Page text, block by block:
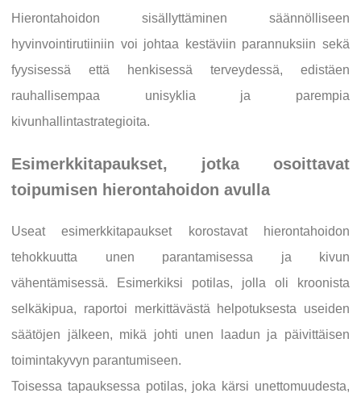
Hierontahoidon sisällyttäminen säännölliseen
hyvinvointirutiiniin voi johtaa kestäviin parannuksiin sekä
fyysisessä että henkisessä terveydessä, edistäen
rauhallisempaa unisyklia ja parempia
kivunhallintastrategioita.
Esimerkkitapaukset, jotka osoittavat
toipumisen hierontahoidon avulla
Useat esimerkkitapaukset korostavat hierontahoidon
tehokkuutta unen parantamisessa ja kivun
vähentämisessä. Esimerkiksi potilas, jolla oli kroonista
selkäkipua, raportoi merkittävästä helpotuksesta useiden
säätöjen jälkeen, mikä johti unen laadun ja päivittäisen
toimintakyvyn parantumiseen.
Toisessa tapauksessa potilas, joka kärsi unettomuudesta,